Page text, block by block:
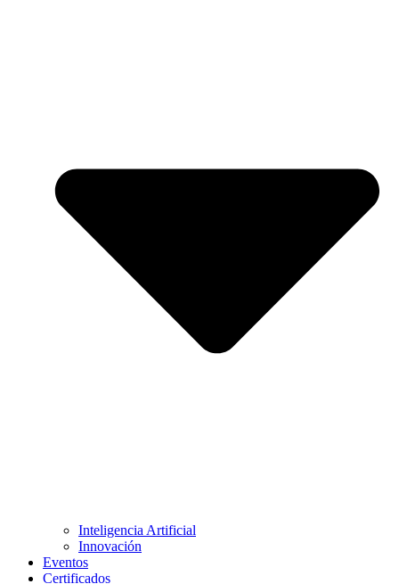
Inteligencia Artificial
Innovación
Eventos
Certificados